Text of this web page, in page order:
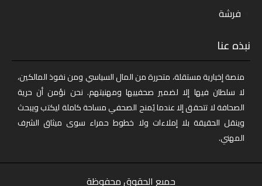
فرشة
نبذه عنا
منصة إخبارية مستقلة، متحررة من المال السياسي ومن نفوذ المالكين،
لا سلطان فيها إلا لضمير صحفييها ومهنيتهم. نحن نؤمن أن حرية
الصحافة لا تتحقق إلا عندما يُمنح الصحفي مساحة كاملة ليكتب ويبحث
وينقل الحقيقة بلا إملاءات ولا خطوط حمراء سوى ميثاق الشرف
المهني.
جميع الحقوق محفوظة